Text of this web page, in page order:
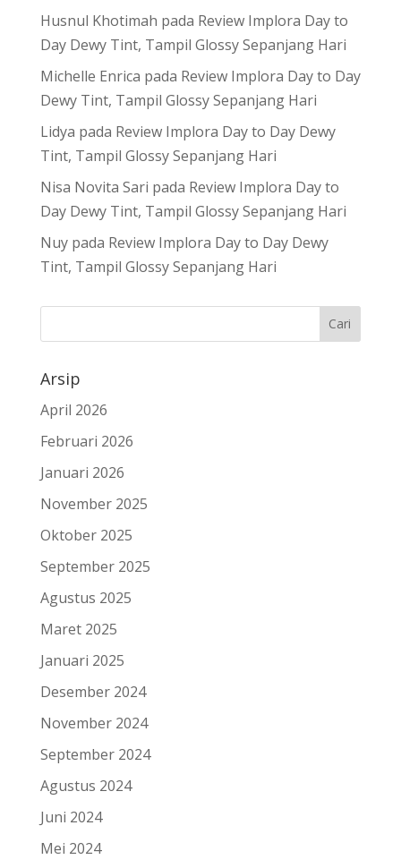
Husnul Khotimah pada Review Implora Day to
Day Dewy Tint, Tampil Glossy Sepanjang Hari
Michelle Enrica pada Review Implora Day to Day
Dewy Tint, Tampil Glossy Sepanjang Hari
Lidya pada Review Implora Day to Day Dewy
Tint, Tampil Glossy Sepanjang Hari
Nisa Novita Sari pada Review Implora Day to
Day Dewy Tint, Tampil Glossy Sepanjang Hari
Nuypada Review Implora Day to Day Dewy
Tint, Tampil Glossy Sepanjang Hari
Arsip
April 2026
Februari 2026
Januari 2026
November 2025
Oktober 2025
September 2025
Agustus 2025
Maret 2025
Januari 2025
Desember 2024
November 2024
September 2024
Agustus 2024
Juni 2024
Mei 2024